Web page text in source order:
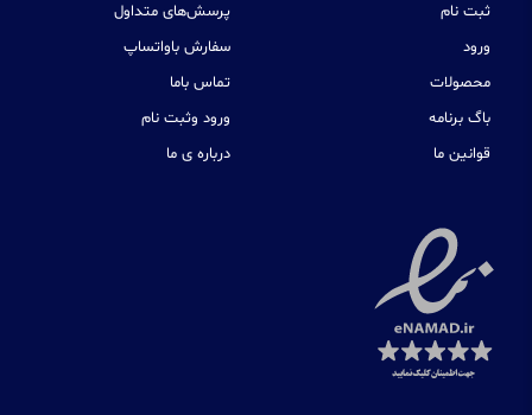
ثبت نام
ورود
محصولات
باگ برنامه
قوانین ما
پرسش‌های متداول
سفارش باواتساپ
تماس باما
ورود وثبت نام
درباره ی ما